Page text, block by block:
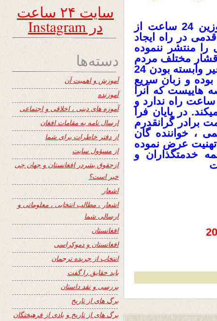
برای فرهنگیان کشور موجودیت سایت وزین 24 ساعت از
در راه ایجاد
منتشر ننموده
مختلف مردم
نموده است . آنچه درخود توجه می باشد غیر وابسته بودن 24
و زبان سریع
هاییست که آنرا
می سازد. تبیعض و دورنگی در 24 ساعت راه ندارد و
در پایان فرا
را خدمت برادر گرانقدرم
، خواننده گان
تهنیت عرض نموده
خدمتگذاران و
سایت ۲۴ ساعت
در Instagram
دسته‌ها
آموزش و اهمیت آن
آموزنده
آموزه های دینی ، اخلاقی و اجتماعی
ارسال نامه به مقامات افغان
از دفتر خاطرات برای شما
از مسؤول سایت
ازحقوق بشردر افغانستان و جهان چی
خبر است؟
اشعار
اشعار ، مطالب انتخابی ، معلوماتی و
ارسالی شما
افغانستان
افغانستان و دموکراسی
انتخاب از جریده ترجمان
باید حقایق را گفت
بررسی و نقد داستان
برگ های از تاریخ
برگ های از تاریخ و یادی از فرهیختگان